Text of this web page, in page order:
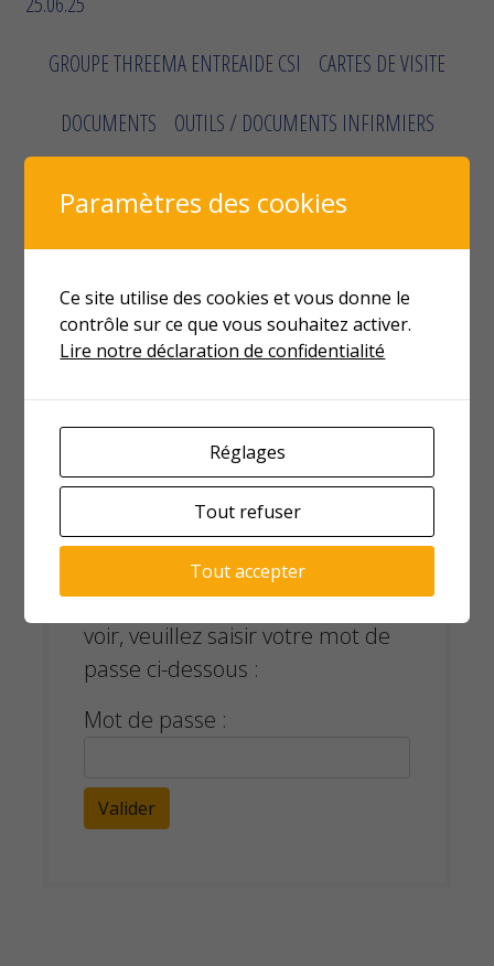
GROUPE THREEMA ENTREAIDE CSI
CARTES DE VISITE
DOCUMENTS
OUTILS / DOCUMENTS INFIRMIERS
ASSEMBLÉE GÉNÉRALE 2026
VIRUS HIVERNAUX – VACCINATION
ARCHIVES – BULLETINS MENSUELS
40 ANS DE LA CSI EN IMAGE – SOIRÉE DU 20 JUIN 2024
Cette publication est protégée
par un mot de passe. Pour la
voir, veuillez saisir votre mot de
passe ci-dessous :
Mot de passe :
Paramètres des cookies
Ce site utilise des cookies et vous donne le
contrôle sur ce que vous souhaitez activer.
Lire notre déclaration de confidentialité
Réglages
Tout refuser
Tout accepter